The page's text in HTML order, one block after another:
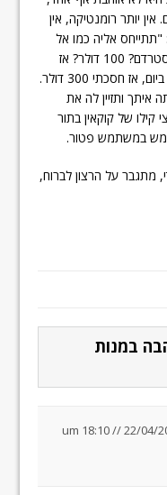
יותר רומנטיקה, אין
אליה כמו אל
נערת טלפון". כמה עולה נערת ליווי באמסטרדם? 100 דולר? אז
נניח שאני עם מיכל במיטה שלוש פעמים ביום, אז חסכתי 300 דולר.
איתך ותזיין לה את
של קוקאין בתור
במשתמש פטור.
מתגבר על הרצון לברוח,
במנות
22/04/2016
//